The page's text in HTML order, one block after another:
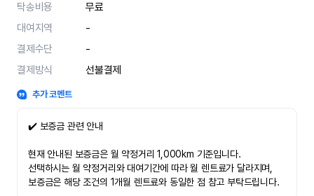
탁송비용
무료
대여지역
-
결제수단
-
결제방식
선불결제
추가 코멘트
✔️ 보증금 관련 안내
현재 안내된 보증금은 월 약정거리 1,000km 기준입니다.
선택하시는 월 약정거리와 대여기간에 따라 월 렌트료가 달라지며,
보증금은 해당 조건의 1개월 렌트료와 동일한 점 참고 부탁드립니다.